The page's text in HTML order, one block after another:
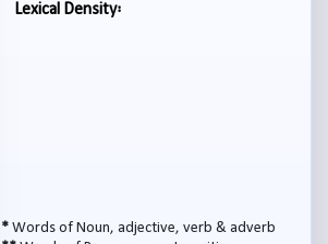
Lexical Density:
* Words of Noun, adjective, verb & adverb